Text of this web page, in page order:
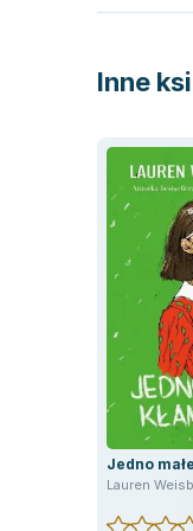
Inne
Jedno
Lauren